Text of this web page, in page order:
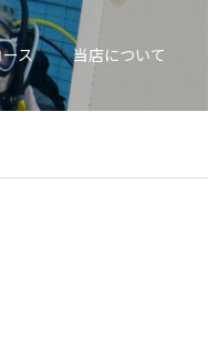
ス 当店について